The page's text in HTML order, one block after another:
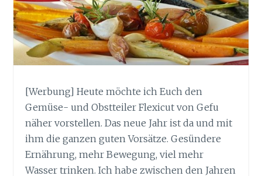
[Werbung] Heute möchte ich Euch den
Gemüse- und Obstteiler Flexicut von Gefu
näher vorstellen. Das neue Jahr ist da und mit
ihm die ganzen guten Vorsätze. Gesündere
Ernährung, mehr Bewegung, viel mehr
Wasser trinken. Ich habe zwischen den Jahren